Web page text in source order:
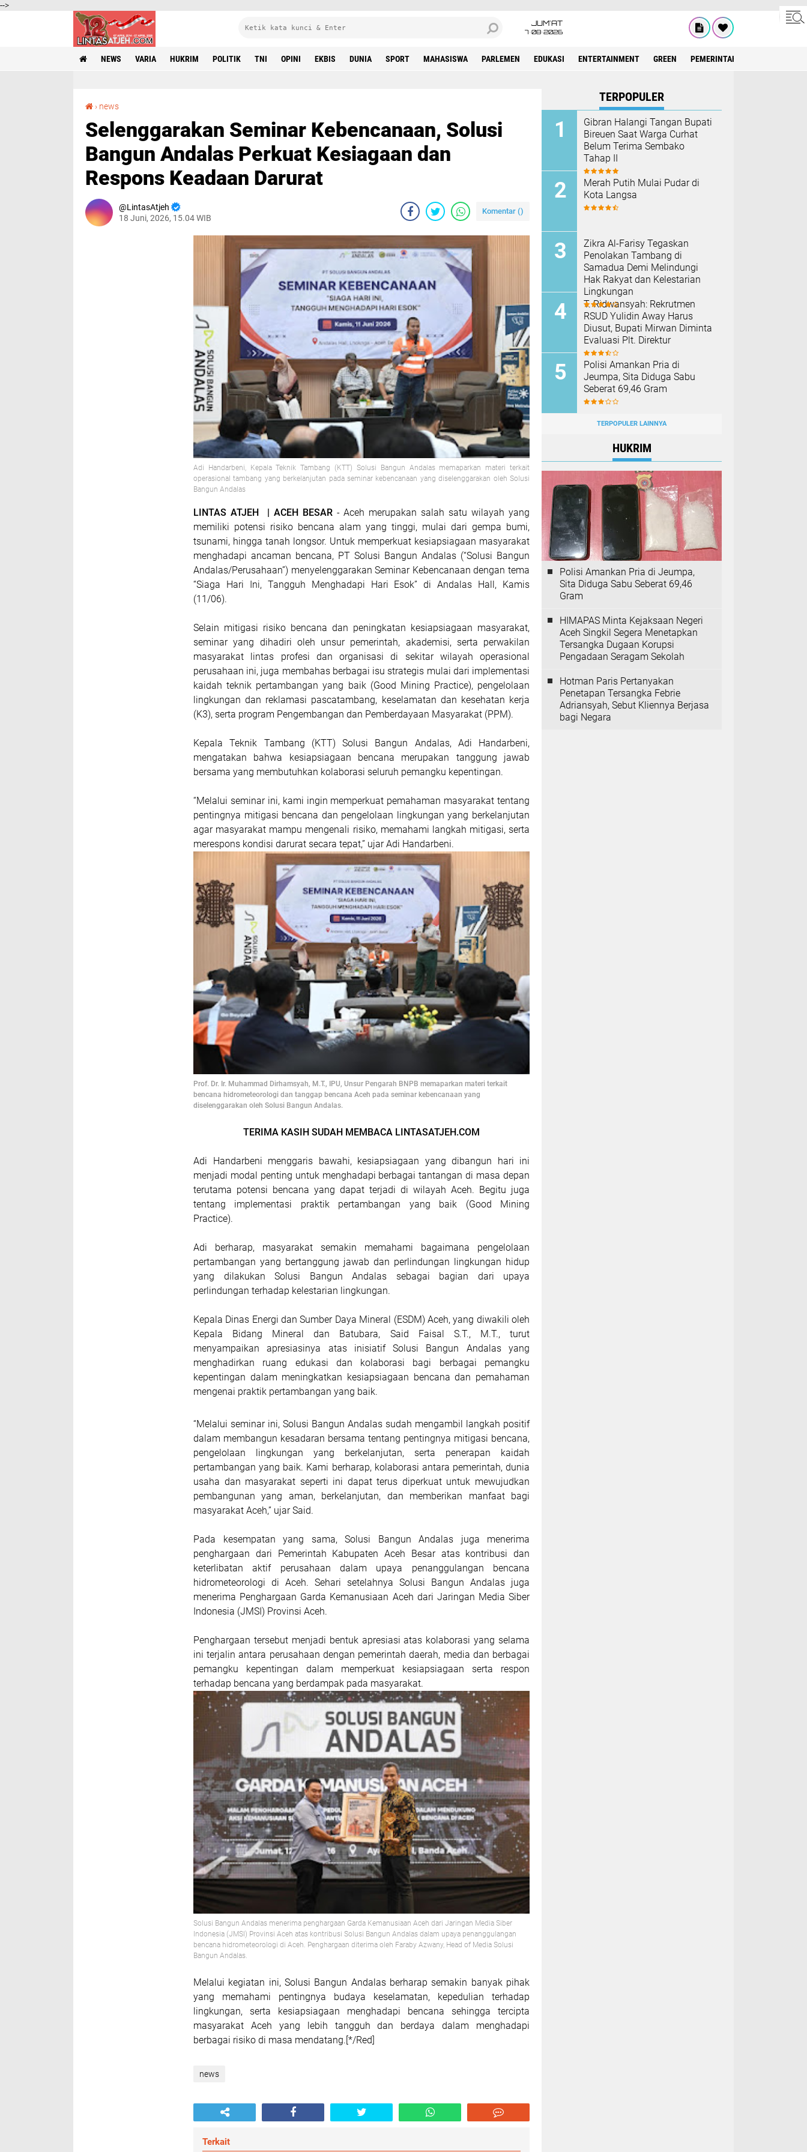
-->
JUM'AT
7•08•2026
NEWS VARIA HUKRIM POLITIK TNI OPINI EKBIS DUNIA SPORT MAHASISWA PARLEMEN EDUKASI ENTERTAINMENT GREEN PEMERINTAH ACEH
› news
Selenggarakan Seminar Kebencanaan, Solusi
Bangun Andalas Perkuat Kesiagaan dan
Respons Keadaan Darurat
LintasAtjeh
18 Juni, 2026, 15.04 WIB
Komentar ()
Adi Handarbeni, Kepala Teknik Tambang (KTT) Solusi Bangun Andalas memaparkan materi terkait
operasional tambang yang berkelanjutan pada seminar kebencanaan yang diselenggarakan oleh Solusi
Bangun Andalas
LINTAS ATJEH | ACEH BESAR- Aceh merupakan salah satu wilayah yang
memiliki potensi risiko bencana alam yang tinggi, mulai dari gempa bumi,
tsunami, hingga tanah longsor. Untuk memperkuat kesiapsiagaan masyarakat
menghadapi ancaman bencana, PT Solusi Bangun Andalas (“Solusi Bangun
Andalas/Perusahaan”) menyelenggarakan Seminar Kebencanaan dengan tema
“Siaga Hari Ini, Tangguh Menghadapi Hari Esok” di Andalas Hall, Kamis
(11/06).
Selain mitigasi risiko bencana dan peningkatan kesiapsiagaan masyarakat,
seminar yang dihadiri oleh unsur pemerintah, akademisi, serta perwakilan
masyarakat lintas profesi dan organisasi di sekitar wilayah operasional
perusahaan ini, juga membahas berbagai isu strategis mulai dari implementasi
kaidah teknik pertambangan yang baik (Good Mining Practice), pengelolaan
lingkungan dan reklamasi pascatambang, keselamatan dan kesehatan kerja
(K3), serta program Pengembangan dan Pemberdayaan Masyarakat (PPM).
Kepala Teknik Tambang (KTT) Solusi Bangun Andalas, Adi Handarbeni,
mengatakan bahwa kesiapsiagaan bencana merupakan tanggung jawab
bersama yang membutuhkan kolaborasi seluruh pemangku kepentingan.
“Melalui seminar ini, kami ingin memperkuat pemahaman masyarakat tentang
pentingnya mitigasi bencana dan pengelolaan lingkungan yang berkelanjutan
agar masyarakat mampu mengenali risiko, memahami langkah mitigasi, serta
merespons kondisi darurat secara tepat,” ujar Adi Handarbeni.
Prof. Dr. Ir. Muhammad Dirhamsyah, M.T., IPU, Unsur Pengarah BNPB memaparkan materi terkait
bencana hidrometeorologi dan tanggap bencana Aceh pada seminar kebencanaan yang
diselenggarakan oleh Solusi Bangun Andalas.
TERIMA KASIH SUDAH MEMBACA LINTASATJEH.COM
Adi Handarbeni menggaris bawahi, kesiapsiagaan yang dibangun hari ini
menjadi modal penting untuk menghadapi berbagai tantangan di masa depan
terutama potensi bencana yang dapat terjadi di wilayah Aceh. Begitu juga
tentang implementasi praktik pertambangan yang baik (Good Mining
Practice).
Adi berharap, masyarakat semakin memahami bagaimana pengelolaan
pertambangan yang bertanggung jawab dan perlindungan lingkungan hidup
yang dilakukan Solusi Bangun Andalas sebagai bagian dari upaya
perlindungan terhadap kelestarian lingkungan.
Kepala Dinas Energi dan Sumber Daya Mineral (ESDM) Aceh, yang diwakili oleh
Kepala Bidang Mineral dan Batubara, Said Faisal S.T., M.T., turut
menyampaikan apresiasinya atas inisiatif Solusi Bangun Andalas yang
menghadirkan ruang edukasi dan kolaborasi bagi berbagai pemangku
kepentingan dalam meningkatkan kesiapsiagaan bencana dan pemahaman
mengenai praktik pertambangan yang baik.
“Melalui seminar ini, Solusi Bangun Andalas sudah mengambil langkah positif
dalam membangun kesadaran bersama tentang pentingnya mitigasi bencana,
pengelolaan lingkungan yang berkelanjutan, serta penerapan kaidah
pertambangan yang baik. Kami berharap, kolaborasi antara pemerintah, dunia
usaha dan masyarakat seperti ini dapat terus diperkuat untuk mewujudkan
pembangunan yang aman, berkelanjutan, dan memberikan manfaat bagi
masyarakat Aceh,” ujar Said.
Pada kesempatan yang sama, Solusi Bangun Andalas juga menerima
penghargaan dari Pemerintah Kabupaten Aceh Besar atas kontribusi dan
keterlibatan aktif perusahaan dalam upaya penanggulangan bencana
hidrometeorologi di Aceh. Sehari setelahnya Solusi Bangun Andalas juga
menerima Penghargaan Garda Kemanusiaan Aceh dari Jaringan Media Siber
Indonesia (JMSI) Provinsi Aceh.
Penghargaan tersebut menjadi bentuk apresiasi atas kolaborasi yang selama
ini terjalin antara perusahaan dengan pemerintah daerah, media dan berbagai
pemangku kepentingan dalam memperkuat kesiapsiagaan serta respon
terhadap bencana yang berdampak pada masyarakat.
Solusi Bangun Andalas menerima penghargaan Garda Kemanusiaan Aceh dari Jaringan Media Siber
Indonesia (JMSI) Provinsi Aceh atas kontribusi Solusi Bangun Andalas dalam upaya penanggulangan
bencana hidrometeorologi di Aceh. Penghargaan diterima oleh Faraby Azwany, Head of Media Solusi
Bangun Andalas.
Melalui kegiatan ini, Solusi Bangun Andalas berharap semakin banyak pihak
yang memahami pentingnya budaya keselamatan, kepedulian terhadap
lingkungan, serta kesiapsiagaan menghadapi bencana sehingga tercipta
masyarakat Aceh yang lebih tangguh dan berdaya dalam menghadapi
berbagai risiko di masa mendatang.[*/Red]
news
Terkait
TERPOPULER
Gibran Halangi Tangan Bupati
Bireuen Saat Warga Curhat
Belum Terima Sembako
Tahap II
Merah Putih Mulai Pudar di
Kota Langsa
Zikra Al-Farisy Tegaskan
Penolakan Tambang di
Samadua Demi Melindungi
Hak Rakyat dan Kelestarian
Lingkungan
T. Ridwansyah: Rekrutmen
RSUD Yulidin Away Harus
Diusut, Bupati Mirwan Diminta
Evaluasi Plt. Direktur
Polisi Amankan Pria di
Jeumpa, Sita Diduga Sabu
Seberat 69,46 Gram
TERPOPULER LAINNYA
HUKRIM
Polisi Amankan Pria di Jeumpa,
Sita Diduga Sabu Seberat 69,46
Gram
HIMAPAS Minta Kejaksaan Negeri
Aceh Singkil Segera Menetapkan
Tersangka Dugaan Korupsi
Pengadaan Seragam Sekolah
Hotman Paris Pertanyakan
Penetapan Tersangka Febrie
Adriansyah, Sebut Kliennya Berjasa
bagi Negara